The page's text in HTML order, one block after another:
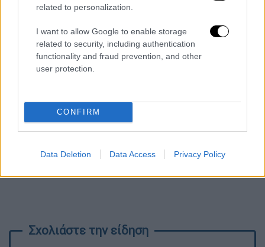
related to personalization.
I want to allow Google to enable storage
related to security, including authentication
functionality and fraud prevention, and other
user protection.
CONFIRM
Data Deletion Data Access Privacy Policy